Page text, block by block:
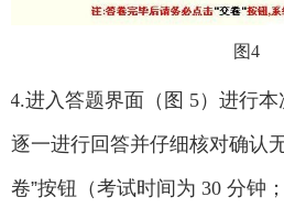
图4
4.进入答题界面（图 5）进行
逐一进行回答并仔细核对确认
卷”按钮（考试时间为 30 分钟